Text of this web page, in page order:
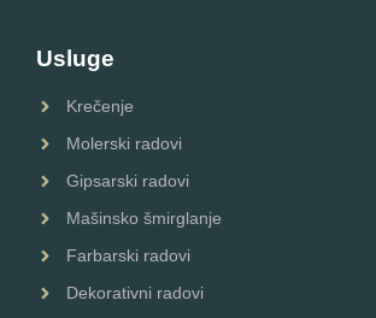
Usluge
Krečenje
Molerski radovi
Gipsarski radovi
Mašinsko šmirglanje
Farbarski radovi
Dekorativni radovi